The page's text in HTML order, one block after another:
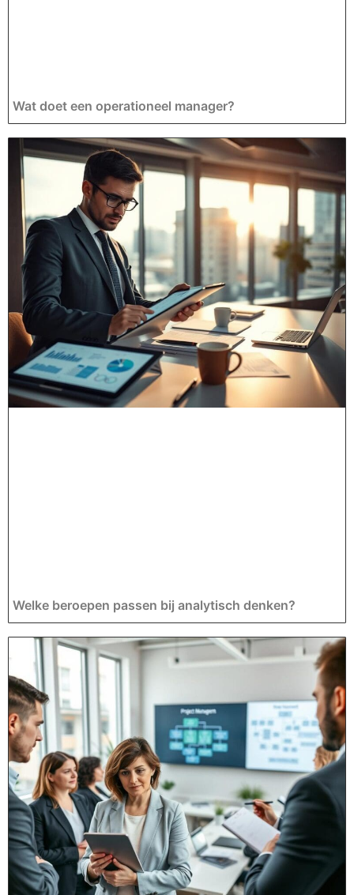
Wat doet een operationeel manager?
Welke beroepen passen bij analytisch denken?